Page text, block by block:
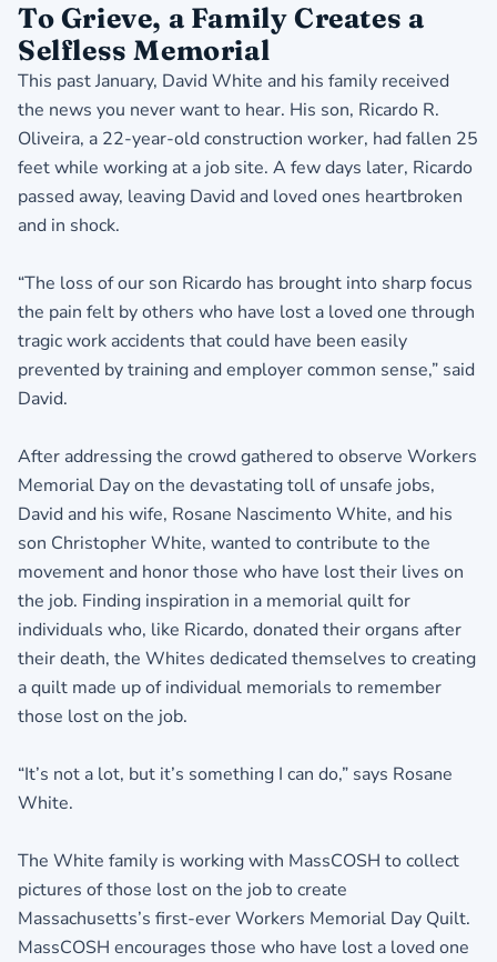
To Grieve, a Family Creates a
Selfless Memorial
This past January, David White and his family received
the news you never want to hear. His son, Ricardo R.
Oliveira, a 22-year-old construction worker, had fallen 25
feet while working at a job site. A few days later, Ricardo
passed away, leaving David and loved ones heartbroken
and in shock.
“The loss of our son Ricardo has brought into sharp focus
the pain felt by others who have lost a loved one through
tragic work accidents that could have been easily
prevented by training and employer common sense,” said
David.
After addressing the crowd gathered to observe Workers
Memorial Day on the devastating toll of unsafe jobs,
David and his wife, Rosane Nascimento White, and his
son Christopher White, wanted to contribute to the
movement and honor those who have lost their lives on
the job. Finding inspiration in a memorial quilt for
individuals who, like Ricardo, donated their organs after
their death, the Whites dedicated themselves to creating
a quilt made up of individual memorials to remember
those lost on the job.
“It’s not a lot, but it’s something I can do,” says Rosane
White.
The White family is working with MassCOSH to collect
pictures of those lost on the job to create
Massachusetts’s first-ever Workers Memorial Day Quilt.
MassCOSH encourages those who have lost a loved one